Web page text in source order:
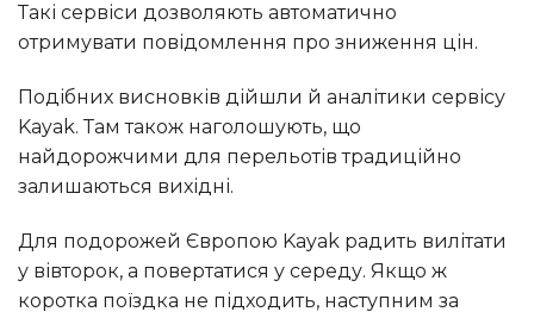
Такі сервіси дозволяють автоматично
отримувати повідомлення про зниження цін.
Подібних висновків дійшли й аналітики сервісу
Kayak. Там також наголошують, що
найдорожчими для перельотів традиційно
залишаються вихідні.
Для подорожей Європою Kayak радить вилітати
у вівторок, а повертатися у середу. Якщо ж
коротка поїздка не підходить, наступним за